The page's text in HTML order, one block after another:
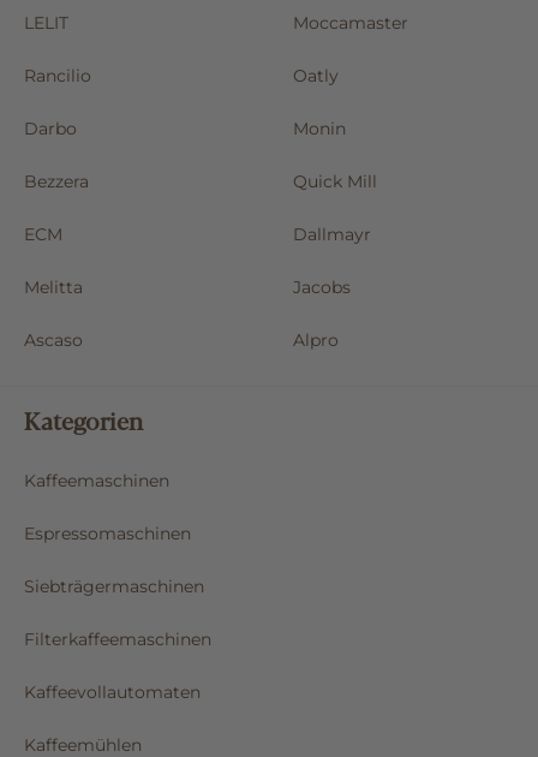
LELIT Moccamaster
Rancilio Oatly
Darbo Monin
Bezzera Quick Mill
ECM Dallmayr
Melitta Jacobs
Ascaso Alpro
Kategorien
Kaffeemaschinen
Espressomaschinen
Siebträgermaschinen
Filterkaffeemaschinen
Kaffeevollautomaten
Kaffeemühlen